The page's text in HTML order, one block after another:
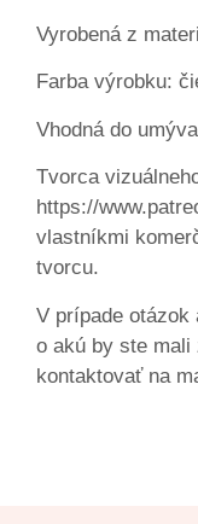
Vyrobená z
Farba výrobku:
Vhodná do
Tvorca
https://
vlastníkmi
tvorcu.
V prípade otázok
o akú by ste mali
kontaktovať na